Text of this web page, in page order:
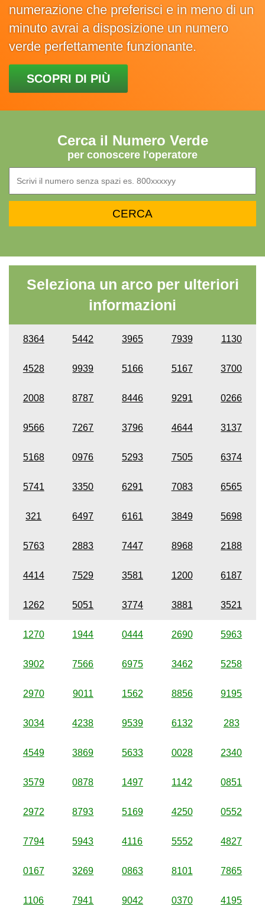
numerazione che preferisci e in meno di un
minuto avrai a disposizione un numero
verde perfettamente funzionante.
SCOPRI DI PIÙ
Cerca il Numero Verde
per conoscere l'operatore
Seleziona un arco per ulteriori
informazioni
8364 5442 3965 7939 1130
4528 9939 5166 5167 3700
2008 8787 8446 9291 0266
9566 7267 3796 4644 3137
5168 0976 5293 7505 6374
5741 3350 6291 7083 6565
321 6497 6161 3849 5698
5763 2883 7447 8968 2188
4414 7529 3581 1200 6187
1262 5051 3774 3881 3521
1270 1944 0444 2690 5963
3902 7566 6975 3462 5258
2970 9011 1562 8856 9195
3034 4238 9539 6132 283
4549 3869 5633 0028 2340
3579 0878 1497 1142 0851
2972 8793 5169 4250 0552
7794 5943 4116 5552 4827
0167 3269 0863 8101 7865
1106 7941 9042 0370 4195